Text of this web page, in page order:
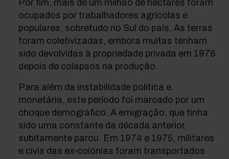
Por fim, mais de um milhão de hectares foram
ocupados por trabalhadores agrícolas e
populares, sobretudo no Sul do país. As terras
foram coletivizadas, embora muitas tenham
sido devolvidas à propriedade privada em 1976
depois de colapsos na produção.
Para além da instabilidade política e
monetária, este período foi marcado por um
choque demográfico. A emigração, que tinha
sido uma constante da década anterior,
subitamente parou. Em 1974 e 1975, militares
e civis das ex-colónias foram transportados